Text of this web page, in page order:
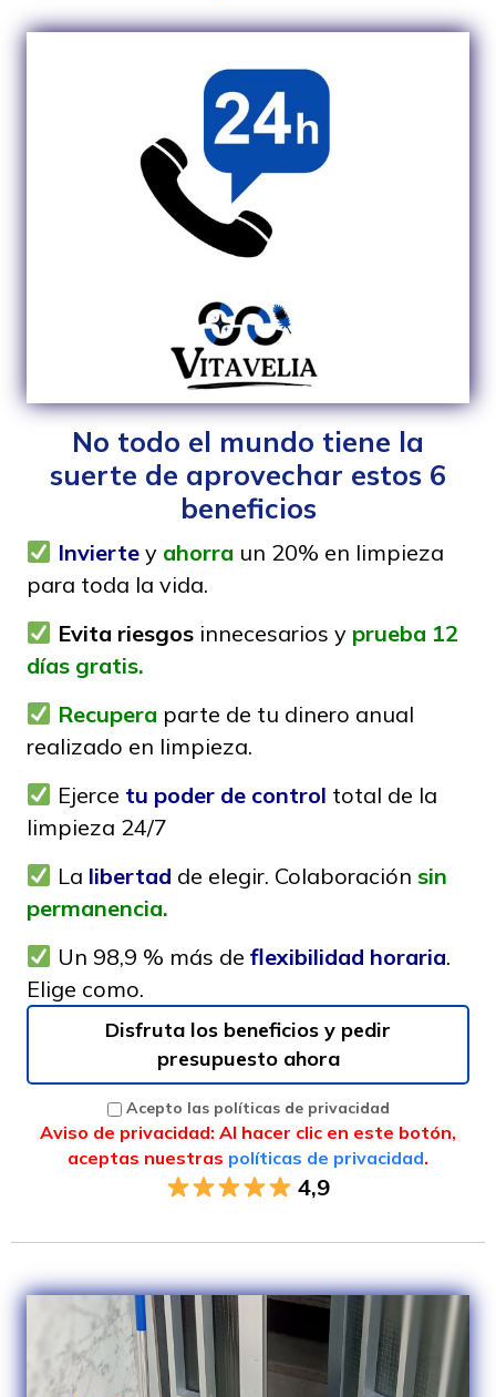
No todo el mundo tiene la
suerte de aprovechar estos 6
beneficios
Invierte y ahorraun 20% en limpieza
para toda la vida.
Evita riesgosinnecesarios y prueba 12
días gratis.
Recuperaparte de tu dinero anual
realizado en limpieza.
Ejerce tu poder de control total de la
limpieza 24/7
La libertad de elegir. Colaboración sin
permanencia.
Un 98,9 % más de flexibilidad horaria.
Elige como.
Disfruta los beneficios y pedir
presupuesto ahora
Acepto las políticas de privacidad
Aviso de privacidad: Al hacer clic en este botón,
aceptas nuestras políticas de privacidad.
4,9